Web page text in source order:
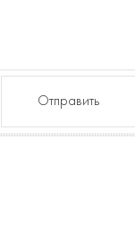
Отправить